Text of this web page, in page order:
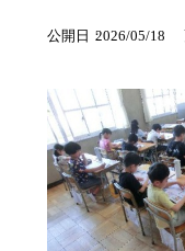
公開日 2026/05/18